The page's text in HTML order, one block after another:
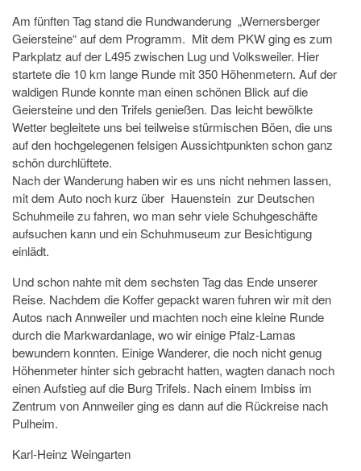
Am fünften Tag stand die Rundwanderung „Wernersberger
Geiersteine“ auf dem Programm. Mit dem PKW ging es zum
Parkplatz auf der L495 zwischen Lug und Volksweiler. Hier
startete die 10 km lange Runde mit 350 Höhenmetern. Auf der
waldigen Runde konnte man einen schönen Blick auf die
Geiersteine und den Trifels genießen. Das leicht bewölkte
Wetter begleitete uns bei teilweise stürmischen Böen, die uns
auf den hochgelegenen felsigen Aussichtpunkten schon ganz
schön durchlüftete.
Nach der Wanderung haben wir es uns nicht nehmen lassen,
mit dem Auto noch kurz über Hauenstein zur Deutschen
Schuhmeile zu fahren, wo man sehr viele Schuhgeschäfte
aufsuchen kann und ein Schuhmuseum zur Besichtigung
einlädt.
Und schon nahte mit dem sechsten Tag das Ende unserer
Reise. Nachdem die Koffer gepackt waren fuhren wir mit den
Autos nach Annweiler und machten noch eine kleine Runde
durch die Markwardanlage, wo wir einige Pfalz-Lamas
bewundern konnten. Einige Wanderer, die noch nicht genug
Höhenmeter hinter sich gebracht hatten, wagten danach noch
einen Aufstieg auf die Burg Trifels. Nach einem Imbiss im
Zentrum von Annweiler ging es dann auf die Rückreise nach
Pulheim.
Karl-Heinz Weingarten